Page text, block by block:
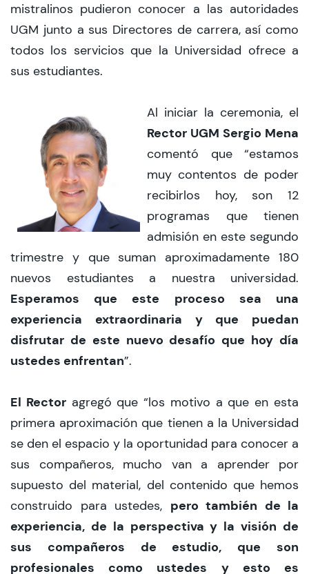
mistralinos pudieron conocer a las autoridades
UGM junto a sus Directores de carrera, así como
todos los servicios que la Universidad ofrece a
sus estudiantes.
Al iniciar la ceremonia, el
Rector UGM Sergio Mena
comentó que “estamos
muy contentos de poder
recibirlos hoy, son 12
programas que tienen
admisión en este segundo
trimestre y que suman aproximadamente 180
nuevos estudiantes a nuestra universidad.
Esperamos que este proceso sea una
experiencia extraordinaria y que puedan
disfrutar de este nuevo desafío que hoy día
ustedes enfrentan”.
El Rectoragregó que “los motivo a que en esta
primera aproximación que tienen a la Universidad
se den el espacio y la oportunidad para conocer a
sus compañeros, mucho van a aprender por
supuesto del material, del contenido que hemos
construido para ustedes, pero también de la
experiencia, de la perspectiva y la visión de
sus compañeros de estudio, que son
profesionales como ustedes y esto es